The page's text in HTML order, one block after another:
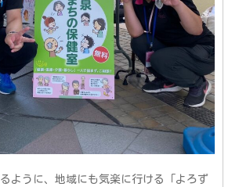
ように、地域にも気楽に行ける「よろず